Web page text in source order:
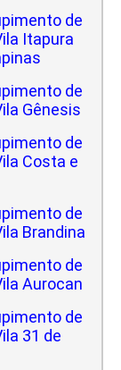
de
Itapura
de
Gênesis
de
Costa e
de
Brandina
de
Aurocan
de
31 de